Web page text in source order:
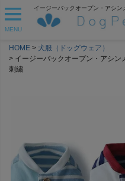
MENU
HOME
犬服（ドッグウェア）
イージーバックオープン・アシン
刺繍